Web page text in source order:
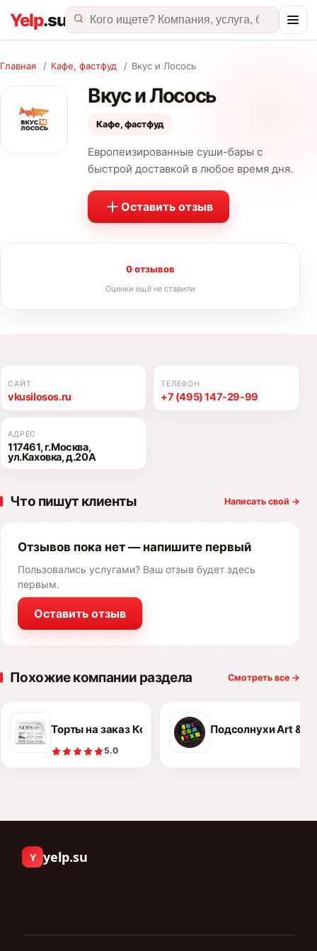
Главная / Кафе, фастфуд / Вкус и Лосось
Вкус и Лосось
Кафе, фастфуд
Европеизированные суши-бары с
быстрой доставкой в любое время дня.
Оставить отзыв
0 отзывов
Оценки ещё не ставили
САЙТ
vkusilosos.ru
ТЕЛЕФОН
+7 (495) 147-29-99
АДРЕС
117461, г.Москва,
ул.Каховка, д.20А
Что пишут клиенты Написать свой →
Отзывов пока нет — напишите первый
Пользовались услугами? Ваш отзыв будет здесь
первым.
Оставить отзыв
Похожие компании раздела Смотреть все →
Торты на заказ Кондитерская *Parfe*
5.0
Подсолнухи Art &
Y yelp.su